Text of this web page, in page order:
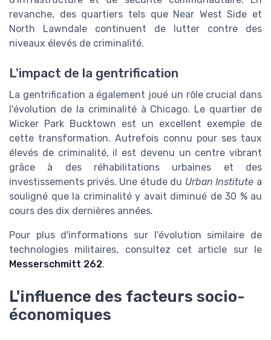
revanche, des quartiers tels que Near West Side et
North Lawndale continuent de lutter contre des
niveaux élevés de criminalité.
L'impact de la gentrification
La gentrification a également joué un rôle crucial dans
l'évolution de la criminalité à Chicago. Le quartier de
Wicker Park Bucktown est un excellent exemple de
cette transformation. Autrefois connu pour ses taux
élevés de criminalité, il est devenu un centre vibrant
grâce à des réhabilitations urbaines et des
investissements privés. Une étude du Urban Institute a
souligné que la criminalité y avait diminué de 30 % au
cours des dix dernières années.
Pour plus d'informations sur l'évolution similaire de
technologies militaires, consultez cet article sur le
Messerschmitt 262.
L'influence des facteurs socio-
économiques